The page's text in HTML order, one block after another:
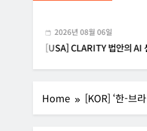
년 08월 06일
CLARITY 법안의 AI 샌드박스 조항
Home [KOR] ‘한-브